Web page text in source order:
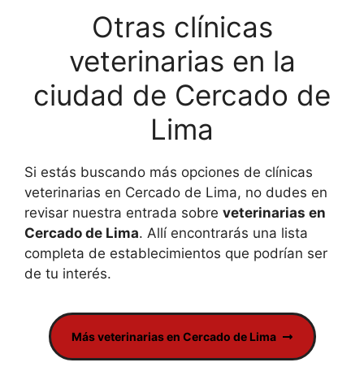
Otras clínicas
veterinarias en la
ciudad de Cercado de
Lima
Si estás buscando más opciones de clínicas
veterinarias en Cercado de Lima, no dudes en
revisar nuestra entrada sobre veterinarias en
Cercado de Lima. Allí encontrarás una lista
completa de establecimientos que podrían ser
de tu interés.
Más veterinarias en Cercado de Lima